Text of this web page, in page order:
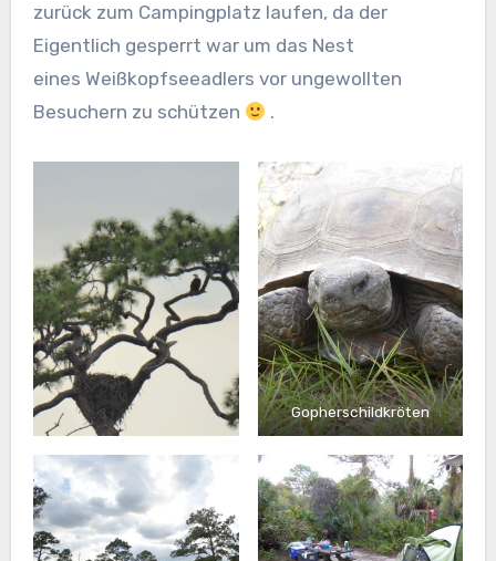
zurück zum Campingplatz laufen, da der
Eigentlich gesperrt war um das Nest
eines Weißkopfseeadlers vor ungewollten
Besuchern zu schützen
.
Gopherschildkröten